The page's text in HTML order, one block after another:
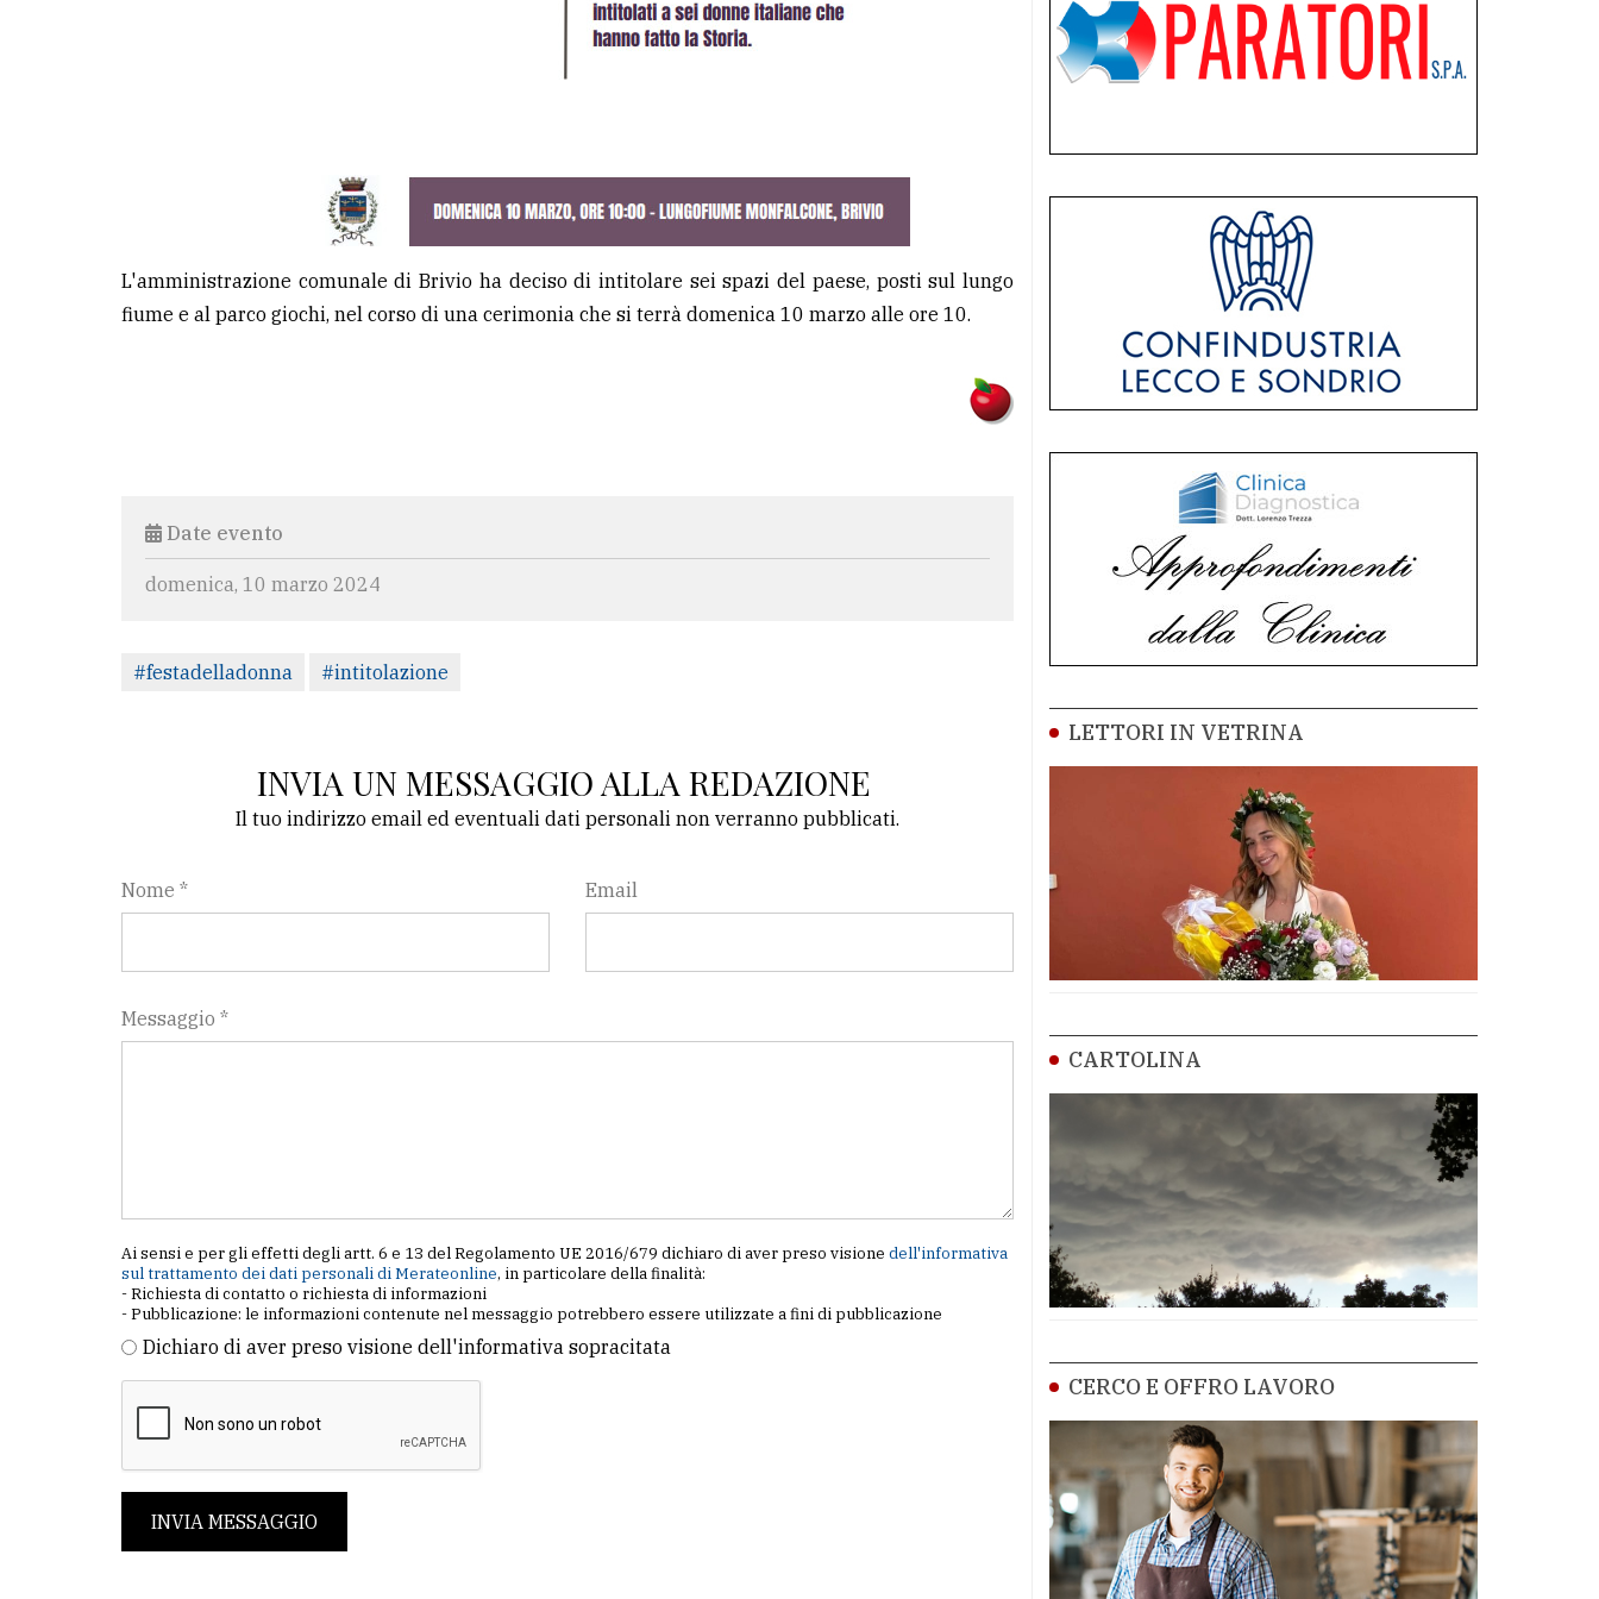
L'amministrazione comunale di Brivio ha deciso di intitolare sei spazi del paese, posti sul lungo
fiume e al parco giochi, nel corso di una cerimonia che si terrà domenica 10 marzo alle ore 10.
Date evento
domenica, 10 marzo 2024
#festadelladonna #intitolazione
INVIA UN MESSAGGIO ALLA REDAZIONE
Il tuo indirizzo email ed eventuali dati personali non verranno pubblicati.
Nome * Email
Messaggio *
Ai sensi e per gli effetti degli artt. 6 e 13 del Regolamento UE 2016/679 dichiaro di aver preso visione dell'informativa
sul trattamento dei dati personali di Merateonline, in particolare della finalità:
- Richiesta di contatto o richiesta di informazioni
- Pubblicazione: le informazioni contenute nel messaggio potrebbero essere utilizzate a fini di pubblicazione
Dichiaro di aver preso visione dell'informativa sopracitata
INVIA MESSAGGIO
LETTORI IN VETRINA
CARTOLINA
CERCO E OFFRO LAVORO